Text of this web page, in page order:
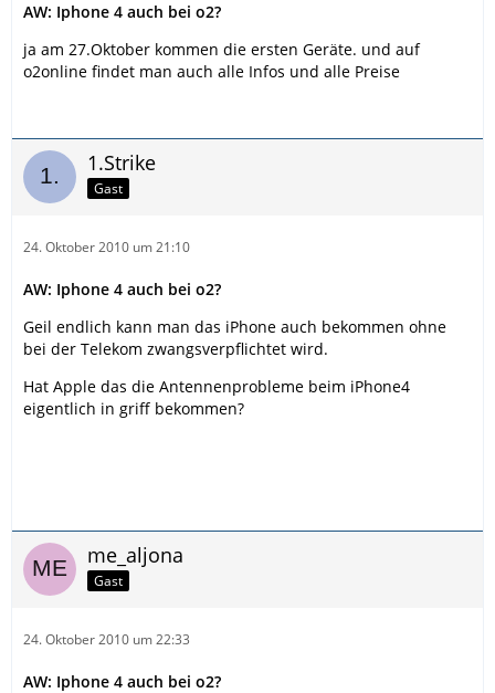
AW: Iphone 4 auch bei o2?
ja am 27.Oktober kommen die ersten Geräte. und auf
o2online findet man auch alle Infos und alle Preise
1.Strike
Gast
24. Oktober 2010 um 21:10
AW: Iphone 4 auch bei o2?
Geil endlich kann man das iPhone auch bekommen ohne
bei der Telekom zwangsverpflichtet wird.
Hat Apple das die Antennenprobleme beim iPhone4
eigentlich in griff bekommen?
me_aljona
Gast
24. Oktober 2010 um 22:33
AW: Iphone 4 auch bei o2?